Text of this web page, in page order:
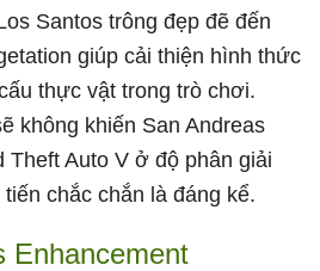
Santos trông đẹp đẽ đến
giúp cải thiện hình thức
thực vật trong trò chơi.
không khiến San Andreas
Theft Auto V ở độ phân giải
chắc chắn là đáng kể.
Enhancement